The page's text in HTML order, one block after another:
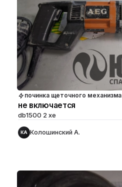
починка щеточного механизма
не включается
db1500 2 xe
КА Колошинский А.